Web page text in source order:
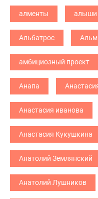
алменты алыши
Альбатрос
амбициозный проект
Анапа
Анастасия иванова
Анастасия Кукушкина
Анатолий Землянский
Анатолий Лушников